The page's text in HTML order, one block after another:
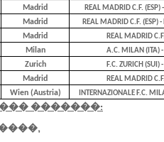
Madrid REAL MADRID C.F. (ESP)
Madrid REAL MADRID C.F. (ESP)
Madrid REAL MADRID
Milan A.C. MILAN (ITA) -
Zurich F.C. ZURICH (SUI)
Madrid REAL MADRID
Wien (Austria) INTERNAZIONALE F.C.
�������: